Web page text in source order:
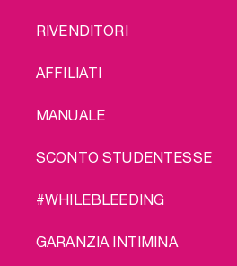
FOOTER
RIVENDITORI
AFFILIATI
MANUALE
SCONTO STUDENTESSE
#WHILEBLEEDING
GARANZIA INTIMINA